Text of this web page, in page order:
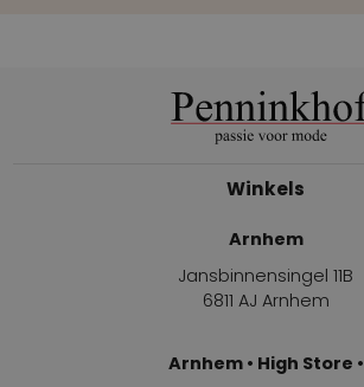
Winkels
Arnhem
Jansbinnensingel 11B
6811 AJ Arnhem
Arnhem • High Store •